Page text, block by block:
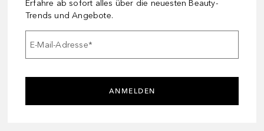
Erfahre ab sofort alles über die neuesten Beauty-
Trends und Angebote.
E-Mail-Adresse*
ANMELDEN